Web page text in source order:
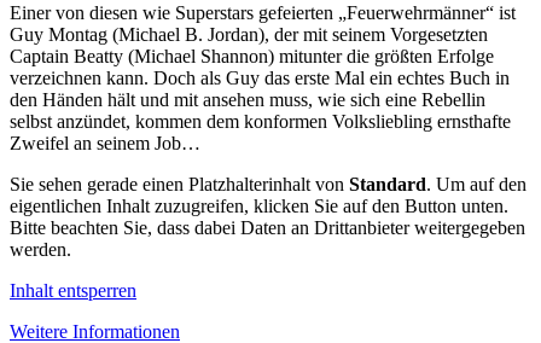
Einer von diesen wie Superstars gefeierten „Feuerwehrmänner“ ist
Guy Montag (Michael B. Jordan), der mit seinem Vorgesetzten
Captain Beatty (Michael Shannon) mitunter die größten Erfolge
verzeichnen kann. Doch als Guy das erste Mal ein echtes Buch in
den Händen hält und mit ansehen muss, wie sich eine Rebellin
selbst anzündet, kommen dem konformen Volksliebling ernsthafte
Zweifel an seinem Job…
Sie sehen gerade einen Platzhalterinhalt von Standard. Um auf den
eigentlichen Inhalt zuzugreifen, klicken Sie auf den Button unten.
Bitte beachten Sie, dass dabei Daten an Drittanbieter weitergegeben
werden.
Inhalt entsperren
Weitere Informationen